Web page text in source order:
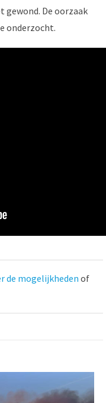
gewond. De oorzaak
onderzocht.
de mogelijkhedenof